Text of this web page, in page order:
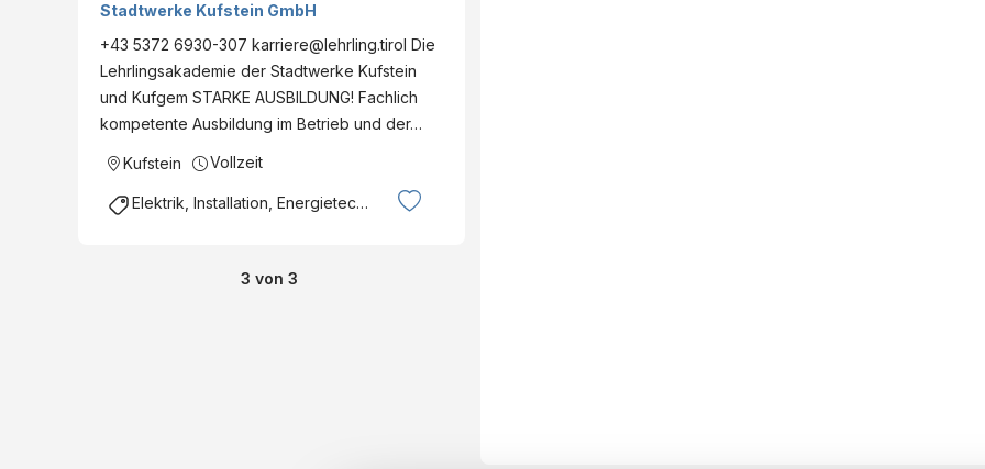
Stadtwerke Kufstein GmbH
+43 5372 6930-307 karriere@lehrling.tirol Die
Lehrlingsakademie der Stadtwerke Kufstein
und Kufgem STARKE AUSBILDUNG! Fachlich
kompetente Ausbildung im Betrieb und der…
Kufstein Vollzeit
Elektrik, Installation, Energietechnik
3 von 3